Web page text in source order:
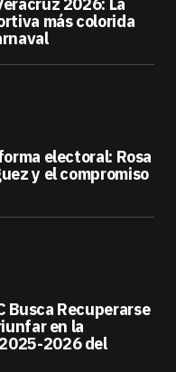
más colorida
electoral: Rosa
y el compromiso
Busca Recuperarse
en la
2026 del